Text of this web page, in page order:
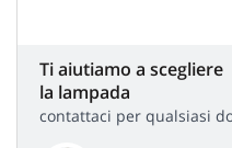
Ti aiutiamo a scegliere
la lampada
contattaci per qualsiasi